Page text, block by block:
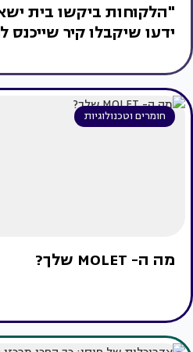
"הלקוחות ביקשו בית
ידעו שיקבלו קיר שייכנס
חומרים וטכנולוגיות
מה ה- MOLET שלך?